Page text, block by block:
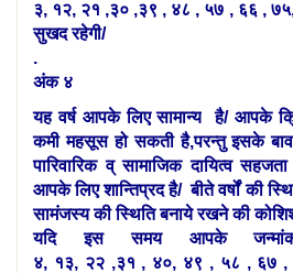
३, १२, २१ ,३० ,३९ , ४८ , ५७ , ६६ ,
सुखद रहेगी/
.
अंक ४
यह वर्ष आपके लिएसामान्य है/ आपके
कमी महसूस हो सकती है,परन्तु इसके
पारिवारिक व् सामाजिक दायित्व
आपके लिए शान्तिप्रद है/ बीते वर्षों की
सामंजस्य की स्थिति बनाये रखने की
यदि इस समय आपके
४, १३, २२ ,३१ , ४०, ४९ , ५८ , ६७